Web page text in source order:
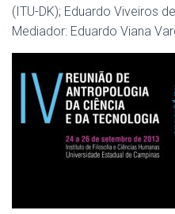
(ITU-DK); Eduardo Viveiros
Mediador: Eduardo Viana